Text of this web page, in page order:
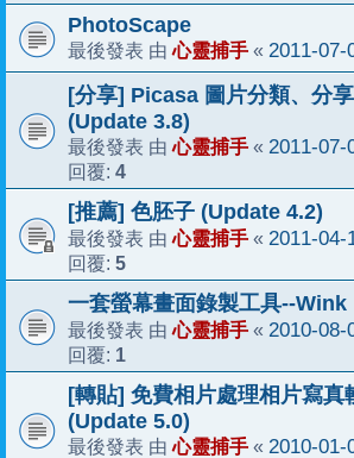
PhotoScape
最後發表 由心靈捕手 « 2011-07-
[分享] Picasa 圖片分類、分
(Update 3.8)
最後發表 由心靈捕手 « 2011-07-
回覆: 4
[推薦] 色胚子 (Update 4.2)
最後發表 由心靈捕手 « 2011-04-
回覆: 5
一套螢幕畫面錄製工具--Wink
最後發表 由心靈捕手 « 2010-08-
回覆: 1
[轉貼] 免費相片處理相片寫真
(Update 5.0)
最後發表 由心靈捕手 « 2010-01-